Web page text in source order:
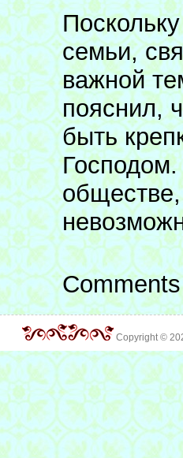
семьи,
важной
пояснил,
быть
обществе,
Copyright ©